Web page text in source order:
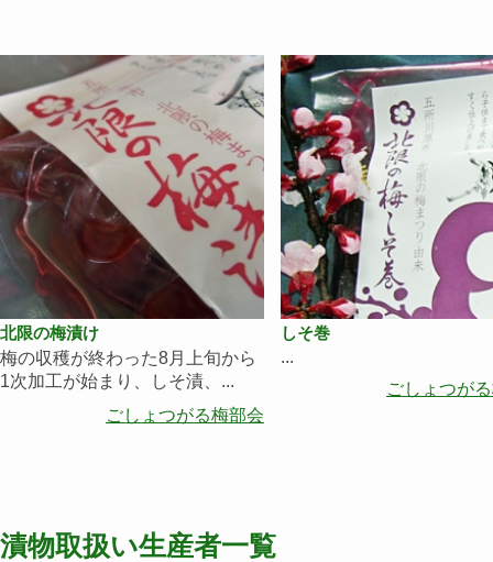
北限の梅漬け
梅の収穫が終わった8月上旬から
1次加工が始まり、しそ漬、...
ごしょつがる梅部会
しそ巻
...
ごしょつが
漬物取扱い生産者一覧